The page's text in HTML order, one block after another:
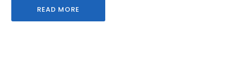
READ MORE